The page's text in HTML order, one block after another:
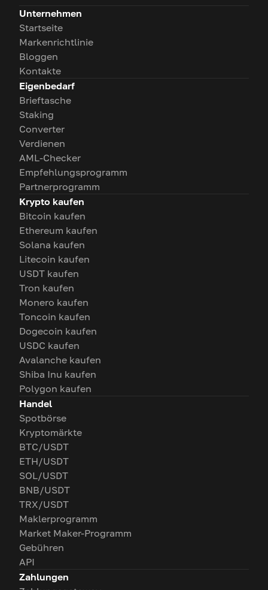
Unternehmen
Startseite
Markenrichtlinie
Bloggen
Kontakte
Eigenbedarf
Brieftasche
Staking
Converter
Verdienen
AML-Checker
Empfehlungsprogramm
Partnerprogramm
Krypto kaufen
Bitcoin kaufen
Ethereum kaufen
Solana kaufen
Litecoin kaufen
USDT kaufen
Tron kaufen
Monero kaufen
Toncoin kaufen
Dogecoin kaufen
USDC kaufen
Avalanche kaufen
Shiba Inu kaufen
Polygon kaufen
Handel
Spotbörse
Kryptomärkte
BTC/USDT
ETH/USDT
SOL/USDT
BNB/USDT
TRX/USDT
Maklerprogramm
Market Maker-Programm
Gebühren
API
Zahlungen